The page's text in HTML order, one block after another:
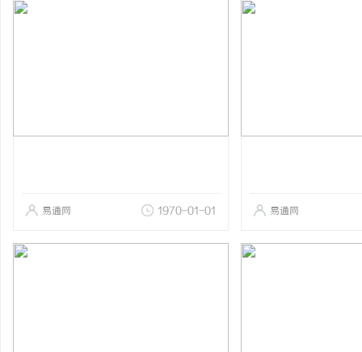
易通网 1970-01-01 易通网